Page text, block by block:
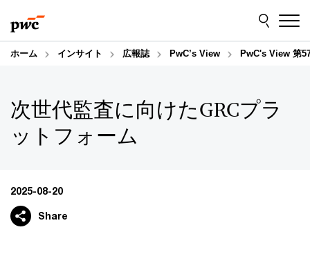
to
content
to
footer
ホーム インサイト 広報誌 PwC’s View PwC's View 第
次世代監査に向けたGRCプラ
ットフォーム
2025-08-20
Share